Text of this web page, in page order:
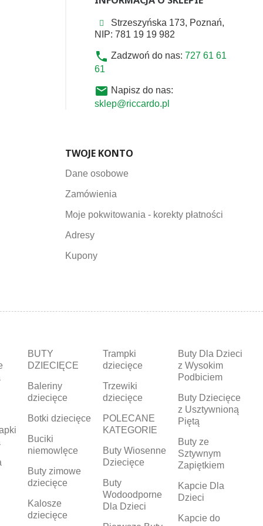
Strzeszyńska 173, Poznań,
NIP: 781 19 19 982
phone Zadzwoń do nas: 727 61 61
61
email Napisz do nas:
sklep@riccardo.pl
TWOJE KONTO
Dane osobowe
Zamówienia
Moje pokwitowania - korekty płatności
Adresy
Kupony
BUTY
DZIECIĘCE
Baleriny
dziecięce
Botki dziecięce
Buciki
niemowlęce
Buty zimowe
dziecięce
Kalosze
dziecięce
Trampki
dziecięce
Trzewiki
dziecięce
POLECANE
KATEGORIE
Buty Wiosenne
Dziecięce
Buty
Wodoodporne
Dla Dzieci
Buty Dla Dzieci
z Wysokim
Podbiciem
Buty Dziecięce
z Usztywnioną
Piętą
Buty ze
Sztywnym
Zapiętkiem
Kapcie Dla
Dzieci
Kapcie do